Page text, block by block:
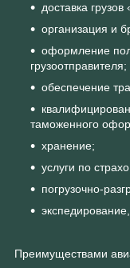
доставка
организация и
оформление
грузоотправителя;
обеспечение
таможенного
хранение;
услуги по
погрузочно-
Преимуществами